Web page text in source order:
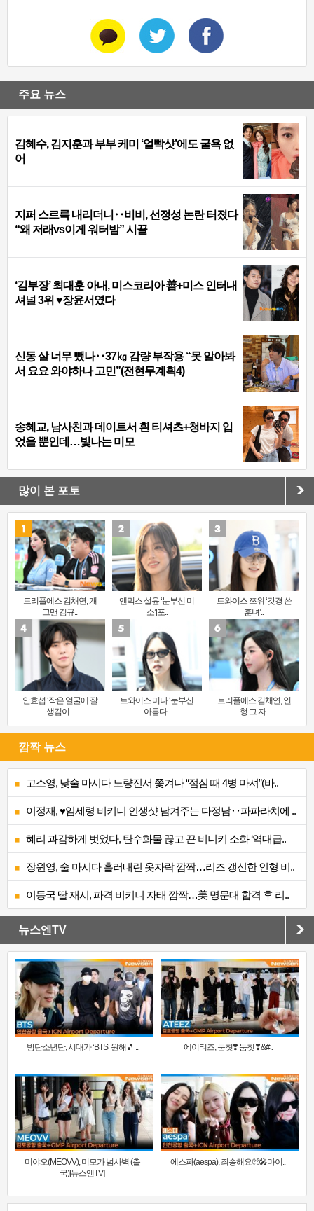
주요 뉴스
김혜수, 김지훈과 부부 케미 ‘얼빡샷’에도 굴욕 없
어
지퍼 스르륵 내리더니‥비비, 선정성 논란 터졌다
“왜 저래vs이게 워터밤” 시끌
‘김부장’ 최대훈 아내, 미스코리아 善+미스 인터내
셔널 3위 ♥장윤서였다
신동 살 너무 뺐나‥37㎏ 감량 부작용 “못 알아봐
서 요요 와야하나 고민”(전현무계획4)
송혜교, 남사친과 데이트서 흰 티셔츠+청바지 입
었을 뿐인데…빛나는 미모
많이 본 포토
트리플에스 김채연, 개
그맨 김규..
엔믹스 설윤 ‘눈부신 미
소’[포..
트와이스 쯔위 ‘갓경 쓴
훈녀’..
안효섭 ‘작은 얼굴에 잘
생김이 ..
트와이스 미나 ‘눈부신
아름다..
트리플에스 김채연, 인
형 그 자..
깜짝 뉴스
고소영, 낮술 마시다 노량진서 쫓겨나 “점심 때 4병 마셔”(바..
이정재, ♥임세령 비키니 인생샷 남겨주는 다정남‥파파라치에 ..
혜리 과감하게 벗었다, 탄수화물 끊고 끈 비니키 소화 ‘역대급..
장원영, 술 마시다 흘러내린 옷자락 깜짝…리즈 갱신한 인형 비..
이동국 딸 재시, 파격 비키니 자태 깜짝…美 명문대 합격 후 리..
뉴스엔TV
방탄소년단, 시대가 ‘BTS’ 원해🎵 .. 에이티즈, 둠칫❣️ 둠칫❣&#..
미야오(MEOVV), 미모가 넘사벽 (출
국)[뉴스엔TV]
에스파(aespa), 죄송해요🥺🎤마이..